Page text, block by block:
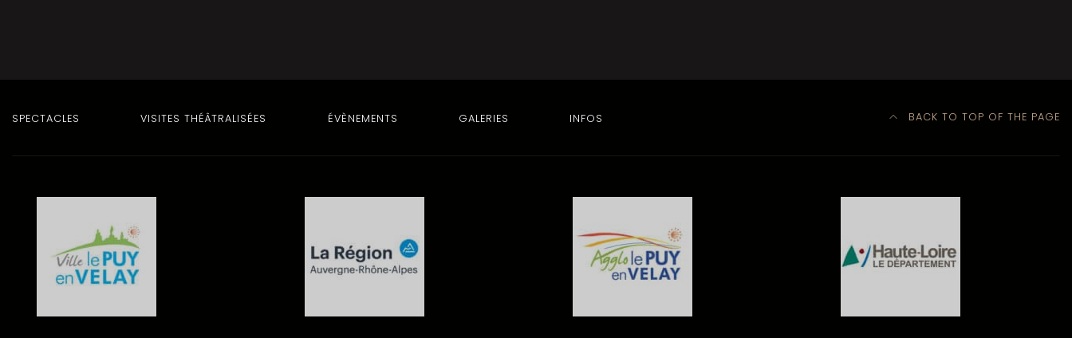
SPECTACLES VISITES THÉÂTRALISÉES ÉVÈNEMENTS GALERIES INFOS BACK TO TOP OF THE PAGE